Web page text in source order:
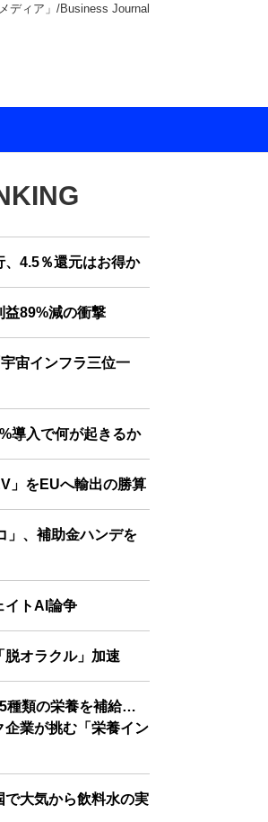
ディア」/Business Journal
、4.5％還元はお得か
益89%減の衝撃
宙インフラ三位一
導入で何が起きるか
」をEUへ輸出の勝算
」、補助金ハンデを
イトAI論争
脱オラクル」加速
種類の栄養を補給…
企業が挑む「栄養イン
で大気から飲料水の実
JOURNAL
JOURNAL
JOURNAL